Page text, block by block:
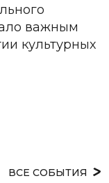
важным
культурных
ВСЕ СОБЫТИЯ